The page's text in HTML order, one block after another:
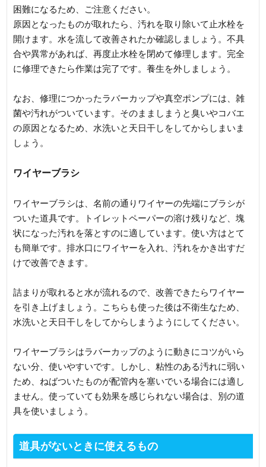
困難になるため、ご注意ください。
原因となったものが取れたら、汚れを取り除いて止水栓を
開けます。水を流して改善されたか確認しましょう。不具
合や異常があれば、再度止水栓を閉めて修理します。完全
に修理できたら作業は完了です。養生を外しましょう。
なお、修理につかったラバーカップや真空ポンプには、雑
菌や汚れがついています。そのまましまうと臭いやコバエ
の原因となるため、水洗いと天日干しをしてからしまいま
しょう。
ワイヤーブラシ
ワイヤーブラシは、名前の通りワイヤーの先端にブラシが
ついた道具です。トイレットペーパーの溶け残りなど、塊
状になった汚れを落とすのに適しています。使い方はとて
も簡単です。排水口にワイヤーを入れ、汚れをかき出すだ
けで改善できます。
詰まりが取れると水が流れるので、改善できたらワイヤー
を引き上げましょう。こちらも使った後は不衛生なため、
水洗いと天日干しをしてからしまうようにしてください。
ワイヤーブラシはラバーカップのように動きにコツがいら
ない分、使いやすいです。しかし、粘性のある汚れに弱い
ため、ねばついたものが配管内を塞いでいる場合には適し
ません。使っていても効果を感じられない場合は、別の道
具を使いましょう。
道具がないときに使えるもの